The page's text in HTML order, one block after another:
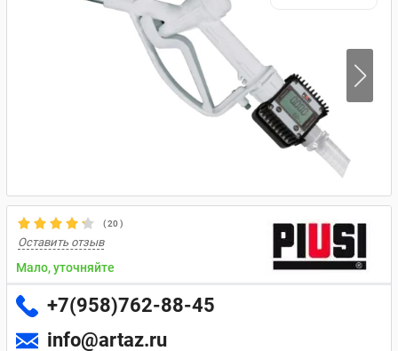
(20)
Оставить отзыв
Мало, уточняйте
+7(958)762-88-45
info@artaz.ru